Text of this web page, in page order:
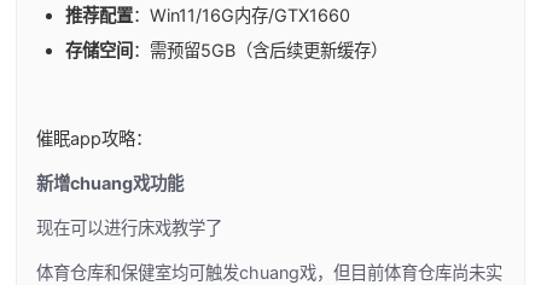
​推荐配置​​：Win11/16G内存/GTX1660
​存储空间​ ​：需预留5GB（含后续更新缓存）
催眠app攻略：
新增chuang戏功能
现在可以进行床戏教学了
体育仓库和保健室均可触发chuang戏，但目前体育仓库尚未实